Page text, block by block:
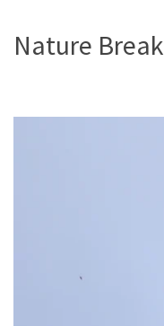
Nature Break